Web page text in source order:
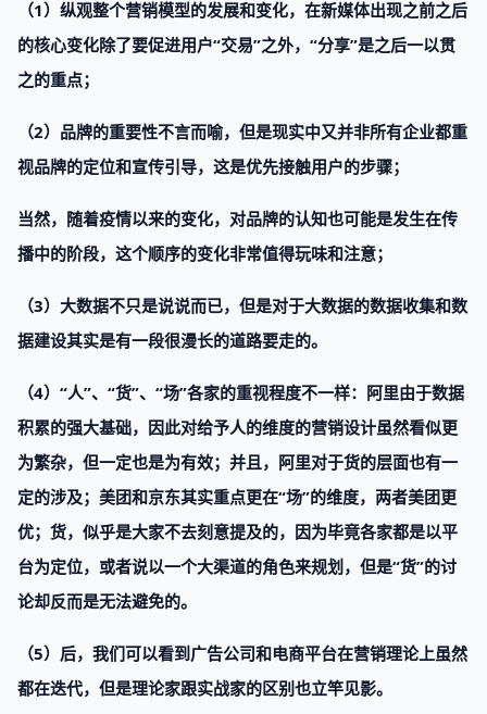
（1）纵观整个营销模型的发展和变化，在新媒体出现之前之后
的核心变化除了要促进用户“交易”之外，“分享”是之后一以贯
之的重点；
（2）品牌的重要性不言而喻，但是现实中又并非所有企业都重
视品牌的定位和宣传引导，这是优先接触用户的步骤；
当然，随着疫情以来的变化，对品牌的认知也可能是发生在传
播中的阶段，这个顺序的变化非常值得玩味和注意；
（3）大数据不只是说说而已，但是对于大数据的数据收集和数
据建设其实是有一段很漫长的道路要走的。
（4）“人”、“货”、“场”各家的重视程度不一样：阿里由于数据
积累的强大基础，因此对给予人的维度的营销设计虽然看似更
为繁杂，但一定也是为有效；并且，阿里对于货的层面也有一
定的涉及；美团和京东其实重点更在“场”的维度，两者美团更
优；货，似乎是大家不去刻意提及的，因为毕竟各家都是以平
台为定位，或者说以一个大渠道的角色来规划，但是“货”的讨
论却反而是无法避免的。
（5）后，我们可以看到广告公司和电商平台在营销理论上虽然
都在迭代，但是理论家跟实战家的区别也立竿见影。